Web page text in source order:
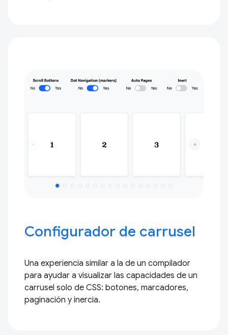
Configurador de carrusel
Una experiencia similar a la de un compilador
para ayudar a visualizar las capacidades de un
carrusel solo de CSS: botones, marcadores,
paginación y inercia.